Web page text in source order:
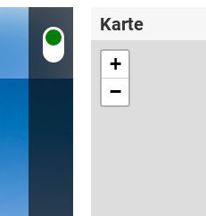
Karte